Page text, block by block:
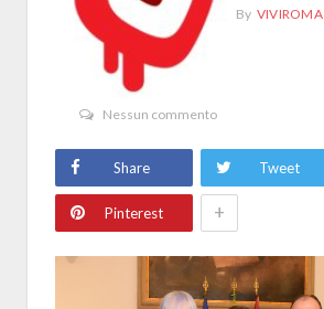
By VIVIROMA
Nessun commento
Share Tweet
Pinterest +